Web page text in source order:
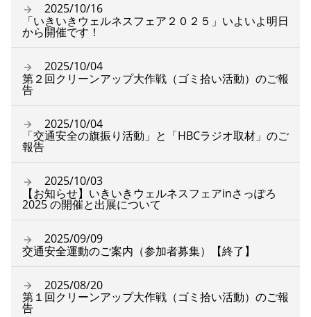
2025/10/16
「いきいきウェルネスフェア２０２５」いよいよ明日
から開催です！
2025/10/04
第２回クリーンアップ大作戦（ゴミ拾い活動）のご報
告
2025/10/04
「交通安全の旗振り活動」と「HBCラジオ取材」のご
報告
2025/10/03
【お知らせ】いきいきウェルネスフェアinさっぽろ
2025 の開催と出展について
2025/09/09
交通安全運動のご案内（参加者募集）【終了】
2025/08/20
第１回クリーンアップ大作戦（ゴミ拾い活動）のご報
告